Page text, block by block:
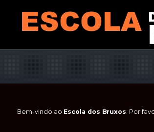
Bem-vindo ao Escola dos Bruxos. Por